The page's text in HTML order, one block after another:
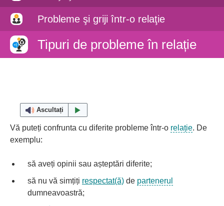
Probleme şi griji într-o relaţie
Tipuri de probleme în relație
Ascultați
Vă puteți confrunta cu diferite probleme într-o relație. De
exemplu:
să aveți opinii sau așteptări diferite;
să nu vă simțiți respectat(ă) de partenerul
dumneavoastră;